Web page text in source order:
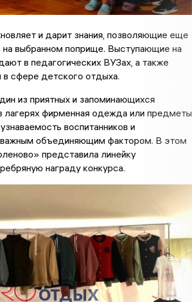
и дарит знания, позволяющие еще
выбранном поприще. Выступающие на
в педагогических ВУЗах, а также
сфере детского отдыха.
из приятных и запоминающихся
фирменная одежда или предметы
воспитанников и
объединяющим фактором. В этом
представила линейку
награду конкурса.